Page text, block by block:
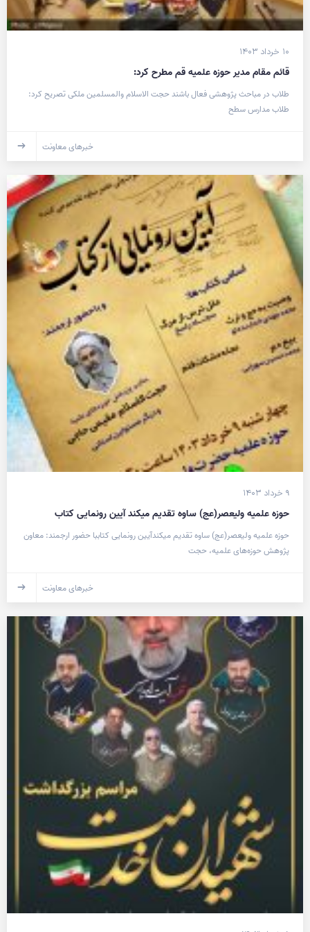
۱۰ خرداد ۱۴۰۳
قائم مقام مدیر حوزه علمیه قم مطرح کرد:
طلاب در مباحث پژوهشی فعال باشند حجت الاسلام والمسلمین ملکی تصریح کرد:
طلاب مدارس سطح
خبرهای معاونت
۹ خرداد ۱۴۰۳
حوزه علمیه ولیعصر(عج) ساوه تقدیم میکند آیین رونمایی کتاب
حوزه علمیه ولیعصر(عج) ساوه تقدیم میکندآیین رونمایی کتاببا حضور ارجمند: معاون
پژوهش حوزه‌های علمیه، حجت
خبرهای معاونت